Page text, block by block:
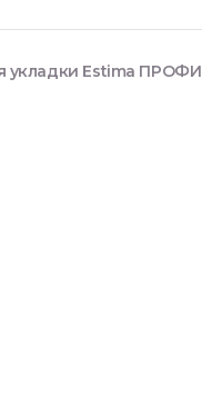
укладки Estima ПРОФИ